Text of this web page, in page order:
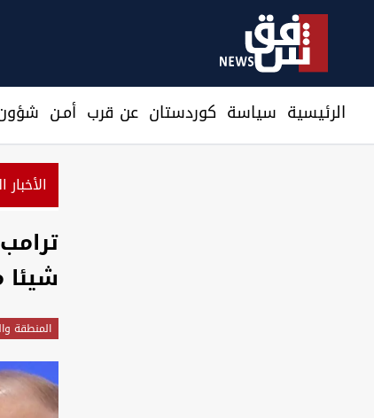
الرئيسية سیاسة كوردستان عن قرب أمـن
الأخبار
المنطقة